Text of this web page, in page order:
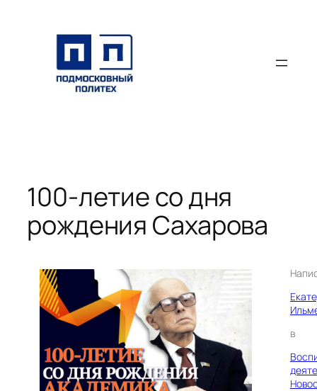
содержимому
100-летие со дня
рождения Сахарова
в